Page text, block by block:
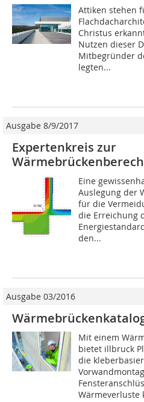
Attiken stehen
Christus
Nutzen dieser
Mitbegründer
legten...
Ausgabe 8/9/2017
Expertenkreis zur
Eine
Auslegung der
für die
die Erreichung
den...
Ausgabe 03/2016
Mit einem
bietet illbruck
die
Wärmeverluste